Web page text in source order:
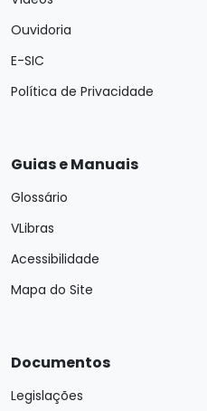
Ouvidoria
E-SIC
Política de Privacidade
Guias e Manuais
Glossário
VLibras
Acessibilidade
Mapa do Site
Documentos
Legislações